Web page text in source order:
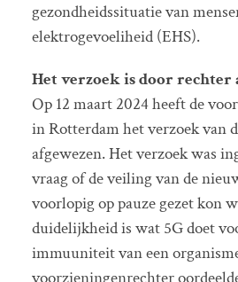
gezondheidssituatie van
elektrogevoeliheid (EHS).
Het verzoek is door rechter
Op 12 maart 2024 heeft de
in Rotterdam het verzoek van
afgewezen. Het verzoek was
vraag of de veiling van de
voorlopig op pauze gezet kon
duidelijkheid is wat 5G doet
immuuniteit van een